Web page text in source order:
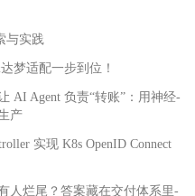
与实践
梦适配一步到位！
AI Agent 负责“转账”：用神经-
产
实现 K8s OpenID Connect
人烂尾？答案藏在交付体系里-